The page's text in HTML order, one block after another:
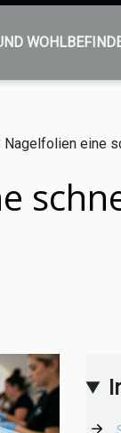
Nagelfolien eine